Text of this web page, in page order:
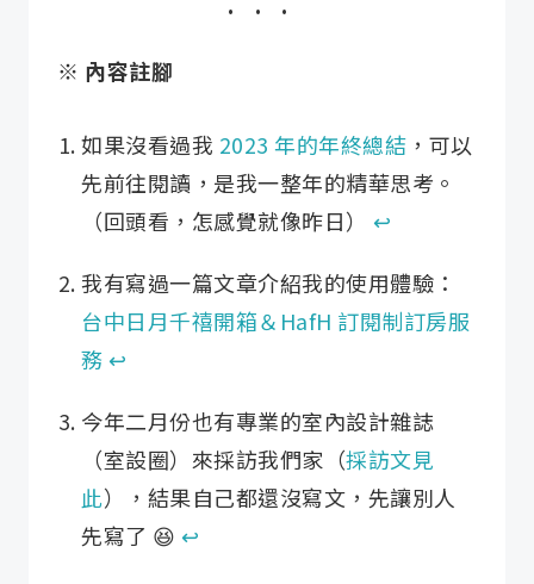
※ 內容註腳
如果沒看過我 2023 年的年終總結 ，可以
先前往閱讀，是我一整年的精華思考。
（回頭看，怎感覺就像昨日） ↩︎
我有寫過一篇文章介紹我的使用體驗：
台中日月千禧開箱＆HafH 訂閱制訂房服
務 ↩︎
今年二月份也有專業的室內設計雜誌
（室設圈）來採訪我們家（採訪文見
此），結果自己都還沒寫文，先讓別人
先寫了 😆 ↩︎